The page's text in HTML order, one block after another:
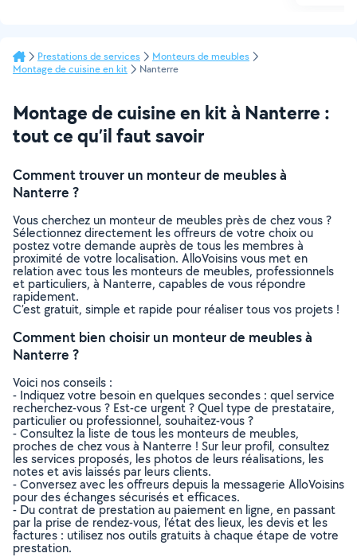
Prestations de services
Monteurs de meubles
Montage de cuisine en kit
Nanterre
Montage de cuisine en kit à Nanterre :
tout ce qu’il faut savoir
Comment trouver un monteur de meubles à
Nanterre ?
Vous cherchez un monteur de meubles près de chez vous ?
Sélectionnez directement les offreurs de votre choix ou
postez votre demande auprès de tous les membres à
proximité de votre localisation. AlloVoisins vous met en
relation avec tous les monteurs de meubles, professionnels
et particuliers, à Nanterre, capables de vous répondre
rapidement.
C’est gratuit, simple et rapide pour réaliser tous vos projets !
Comment bien choisir un monteur de meubles à
Nanterre ?
Voici nos conseils :
- Indiquez votre besoin en quelques secondes : quel service
recherchez-vous ? Est-ce urgent ? Quel type de prestataire,
particulier ou professionnel, souhaitez-vous ?
- Consultez la liste de tous les monteurs de meubles,
proches de chez vous à Nanterre ! Sur leur profil, consultez
les services proposés, les photos de leurs réalisations, les
notes et avis laissés par leurs clients.
- Conversez avec les offreurs depuis la messagerie AlloVoisins
pour des échanges sécurisés et efficaces.
- Du contrat de prestation au paiement en ligne, en passant
par la prise de rendez-vous, l’état des lieux, les devis et les
factures : utilisez nos outils gratuits à chaque étape de votre
prestation.